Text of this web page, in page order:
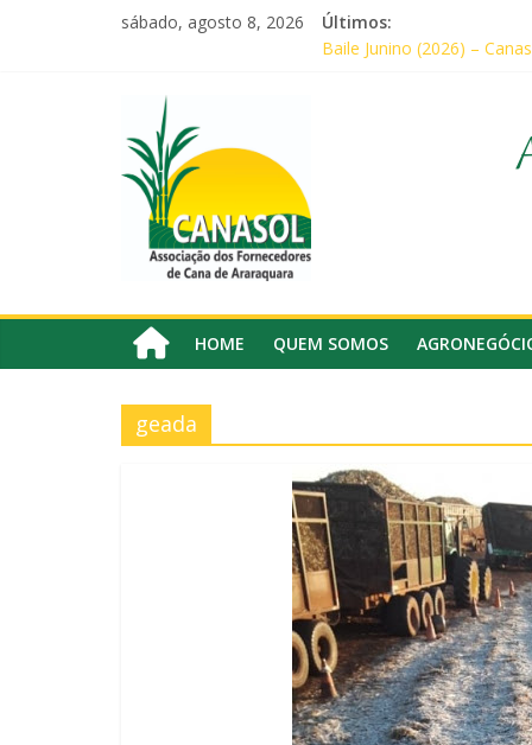
sábado, agosto 8, 2026
Últimos:
Baile Junino (2026) –
Canasol marca presença
Associados da Canasol
Canasol
Associação
dos
Fornecedores
HOME QUEM SOMOS
geada